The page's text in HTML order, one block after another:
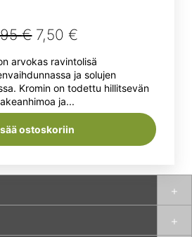
€ Alkuperäinen
hinta
oli:
8,95 €.
7,50€
hinta
on:
7,50 €.
arvokas ravintolisä
ja solujen
Kromin on todettu hillitsevän
ja...
ostoskoriin